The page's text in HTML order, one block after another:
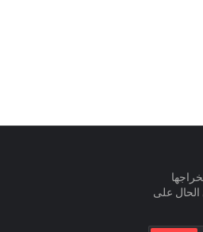
على